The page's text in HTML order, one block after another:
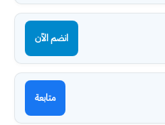
انضم الآن
متابعة